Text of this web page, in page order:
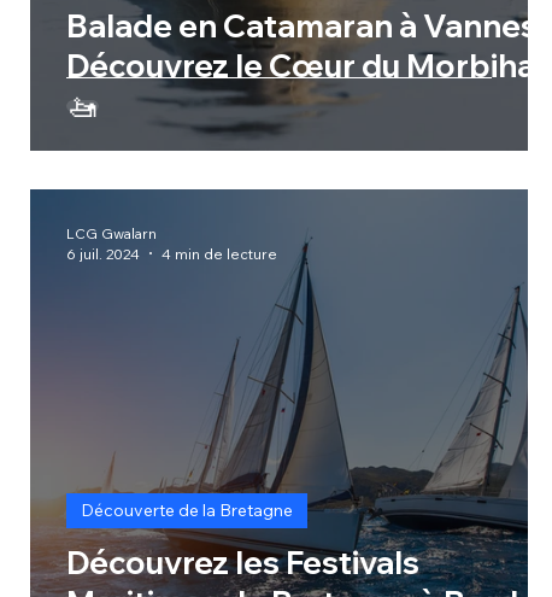
Balade en Catamaran à Vannes :
Découvrez le Cœur du
🚤
Découvrez les Festivals
Découverte de la Bretagne
LCG Gwalarn
6 juil. 2024
4 min de lecture